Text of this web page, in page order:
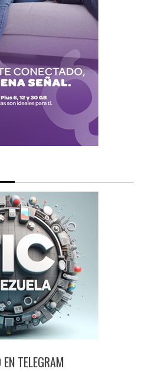
TELEGRAM